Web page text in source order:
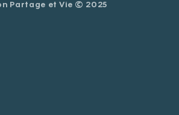
Partage et Vie © 2025